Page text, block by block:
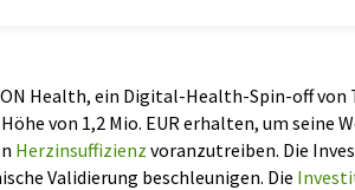
Health, ein Digital-Health-Spin-off von
von 1,2 Mio. EUR erhalten, um seine
Herzinsuffizienz voranzutreiben. Die
Validierung beschleunigen. Die